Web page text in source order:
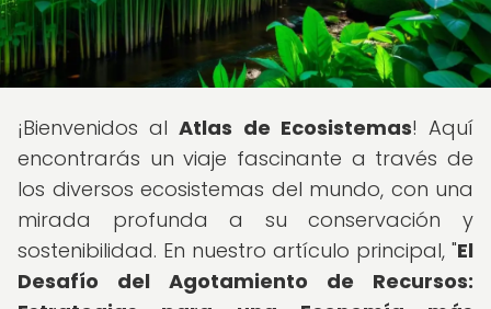
¡Bienvenidos alAtlas de Ecosistemas! Aquí
encontrarás un viaje fascinante a través de
los diversos ecosistemas del mundo, con una
mirada profunda a su conservación y
sostenibilidad. En nuestro artículo principal, "El
Desafío del Agotamiento de Recursos: